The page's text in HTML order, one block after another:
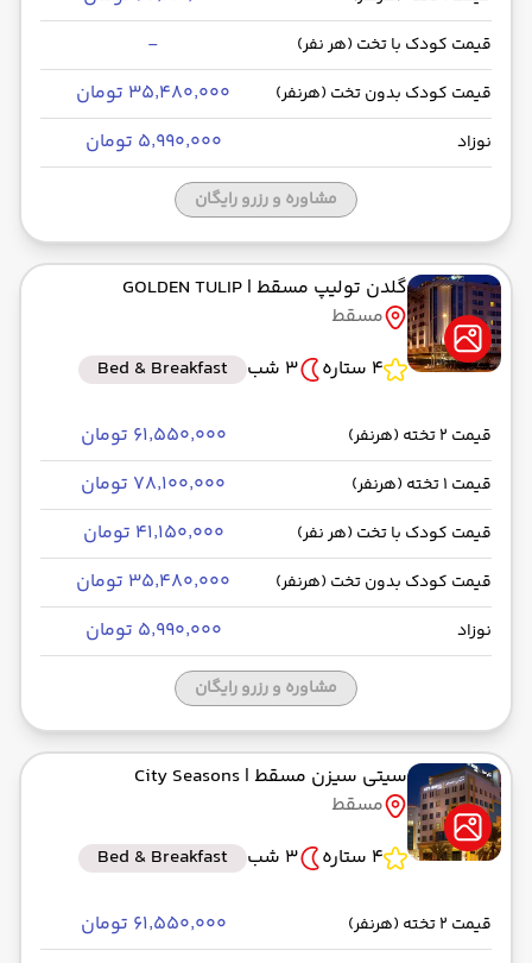
قیمت کودک با تخت (هر نفر) -
قیمت کودک بدون تخت (هرنفر) ۳۵٬۴۸۰٬۰۰۰ تومان
نوزاد ۵٬۹۹۰٬۰۰۰ تومان
مشاوره و رزرو رایگان
گلدن تولیپ مسقط | GOLDEN TULIP
مسقط
4 ستاره
3 شب Bed & Breakfast
قیمت 2 تخته (هرنفر) ۶۱٬۵۵۰٬۰۰۰ تومان
قیمت 1 تخته (هرنفر) ۷۸٬۱۰۰٬۰۰۰ تومان
قیمت کودک با تخت (هر نفر) ۴۱٬۱۵۰٬۰۰۰ تومان
قیمت کودک بدون تخت (هرنفر) ۳۵٬۴۸۰٬۰۰۰ تومان
نوزاد ۵٬۹۹۰٬۰۰۰ تومان
مشاوره و رزرو رایگان
سیتی سیزن مسقط | City Seasons
مسقط
4 ستاره
3 شب Bed & Breakfast
قیمت 2 تخته (هرنفر) ۶۱٬۵۵۰٬۰۰۰ تومان